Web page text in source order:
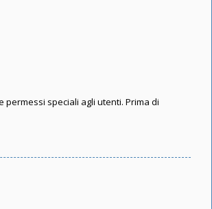
speciali agli utenti. Prima di